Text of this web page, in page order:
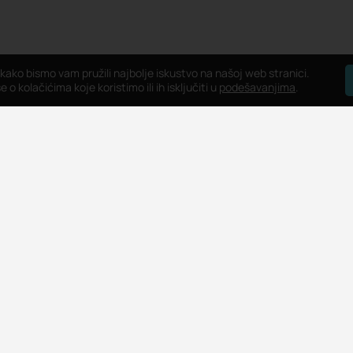
bismo vam pružili najbolje iskustvo na našoj web stranici.
o kolačićima koje koristimo ili ih isključiti u podešavanjima.